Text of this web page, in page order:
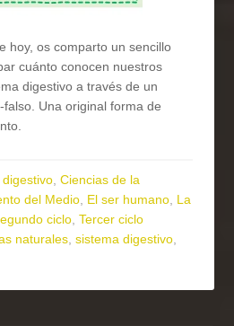
hoy, os comparto un sencillo
cuánto conocen nuestros
digestivo a través de un
Una original forma de
,Ciencias de la
del Medio, El ser humano, La
ciclo,Tercer ciclo
naturales,sistema digestivo,